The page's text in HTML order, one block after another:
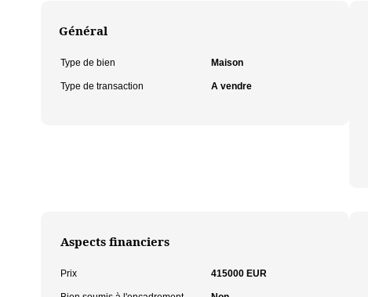
Général
Type de bien Maison
Type de transaction A vendre
Aspects financiers
Prix 415000 EUR